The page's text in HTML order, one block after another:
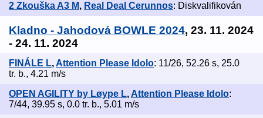
2 Zkouška A3 M, Real Deal Cerunnos: Diskvalifikován
Kladno - Jahodová BOWLE 2024, 23. 11. 2024
- 24. 11. 2024
FINÁLE L,Attention Please Idolo: 11/26, 52.26 s, 25.0
tr. b., 4.21 m/s
OPEN AGILITY by Løype L, Attention Please Idolo:
7/44, 39.95 s, 0.0 tr. b., 5.01 m/s